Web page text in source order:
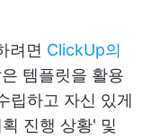
려면 ClickUp의
템플릿을 활용
립하고 자신 있게
진행 상황' 및